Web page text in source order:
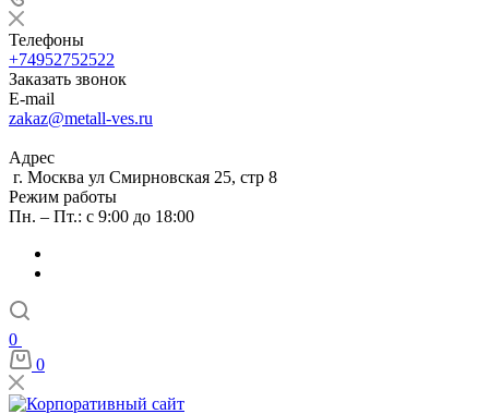
Телефоны
+74952752522
Заказать звонок
E-mail
zakaz@metall-ves.ru
Адрес
г. Москва ул Смирновская 25, стр 8
Режим работы
Пн. – Пт.: с 9:00 до 18:00
0
0